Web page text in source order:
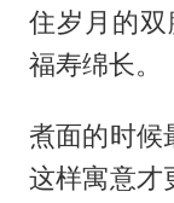
住岁月的双
福寿绵长。
煮面的时候
这样寓意才